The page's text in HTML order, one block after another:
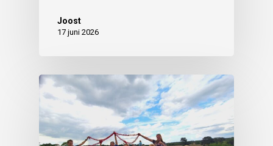
Joost
17 juni 2026